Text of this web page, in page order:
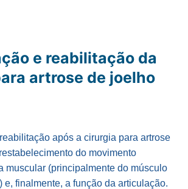
e reabilitação da
artrose de joelho
após a cirurgia para artrose
do movimento
muscular (principalmente do músculo
e, finalmente, a função da articulação.